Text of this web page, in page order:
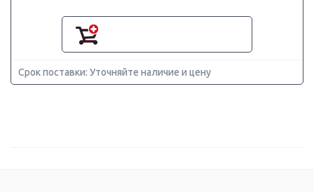
Срок поставки: Уточняйте наличие и цену